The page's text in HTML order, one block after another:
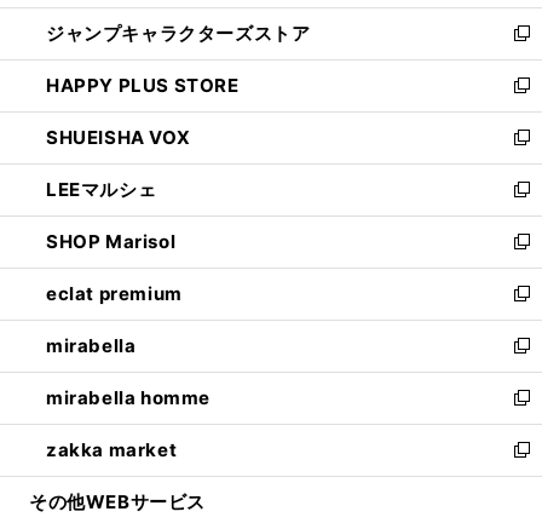
開
く
ウ
ィ
ン
ド
ウ
で
開
く
し
い
ウ
ィ
ン
ド
ウ
で
開
く
ジャンプキャラクターズストア
新
し
い
ウ
ィ
ン
ド
ウ
で
開
く
HAPPY PLUS STORE
新
し
い
ウ
ィ
ン
ド
ウ
で
開
く
SHUEISHA VOX
新
し
い
ウ
ィ
ン
ド
ウ
で
開
く
LEEマルシェ
新
し
い
ウ
ィ
ン
ド
ウ
で
開
く
SHOP Marisol
新
し
い
ウ
ィ
ン
ド
ウ
で
開
eclat premium
新
し
い
ウ
ィ
ン
ド
ウ
mirabella
新
し
い
ウ
ィ
ン
mirabella homme
新
し
い
ウ
zakka market
新
し
その他WEBサービス